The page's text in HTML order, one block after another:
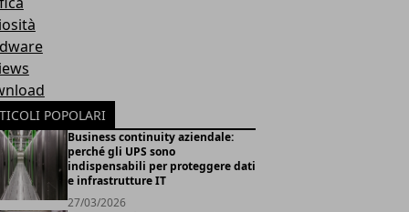
POPOLARI
Business continuity aziendale:
perché gli UPS sono
indispensabili per proteggere dati
e infrastrutture IT
27/03/2026